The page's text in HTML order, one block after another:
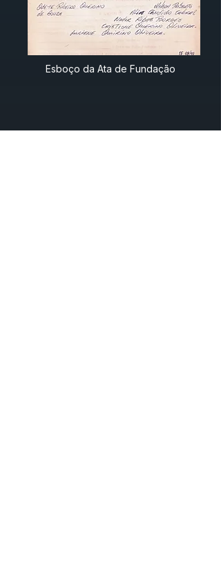
Esboço da Ata de Fundação